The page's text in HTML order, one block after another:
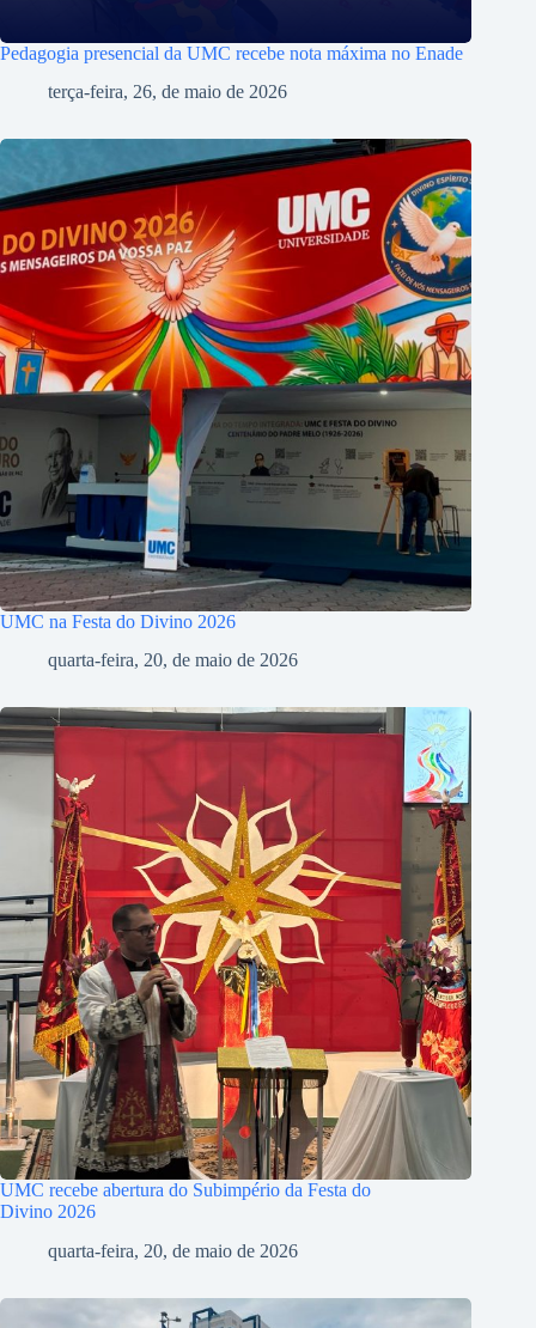
Pedagogia presencial da UMC recebe nota máxima no Enade
terça-feira, 26, de maio de 2026
UMC na Festa do Divino 2026
quarta-feira, 20, de maio de 2026
UMC recebe abertura do Subimpério da Festa do
Divino 2026
quarta-feira, 20, de maio de 2026